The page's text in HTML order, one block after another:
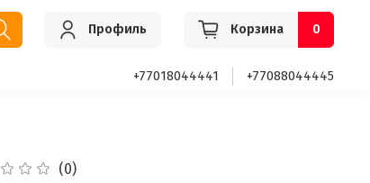
Профиль Корзина 0
+77018044441 +77088044445
(0)